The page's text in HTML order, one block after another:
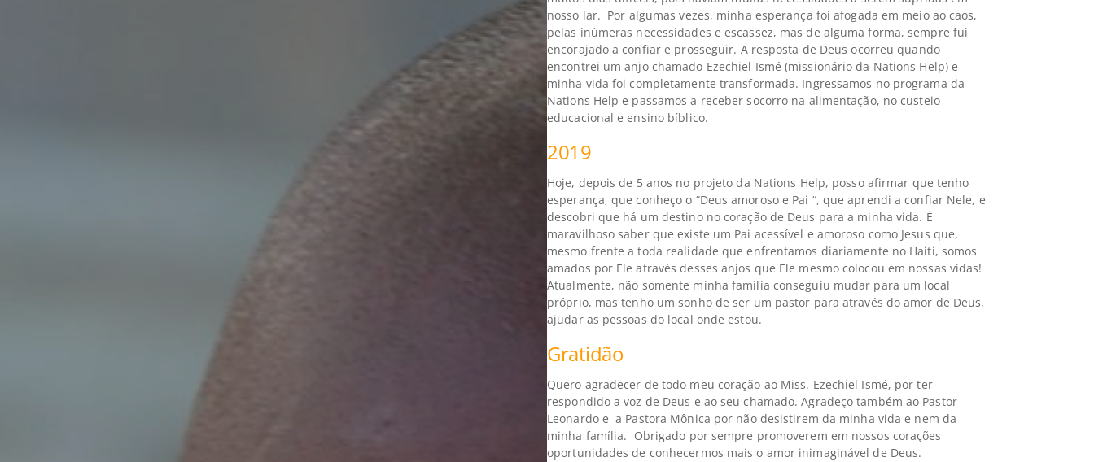
nosso lar. Por algumas vezes, minha esperança foi afogada em meio ao caos,
pelas inúmeras necessidades e escassez, mas de alguma forma, sempre fui
encorajado a confiar e prosseguir. A resposta de Deus ocorreu quando
encontrei um anjo chamado Ezechiel Ismé (missionário da Nations Help) e
minha vida foi completamente transformada. Ingressamos no programa da
Nations Help e passamos a receber socorro na alimentação, no custeio
educacional e ensino bíblico.
2019
Hoje, depois de 5 anos no projeto da Nations Help, posso afirmar que tenho
esperança, que conheço o “Deus amoroso e Pai “, que aprendi a confiar Nele, e
descobri que há um destino no coração de Deus para a minha vida. É
maravilhoso saber que existe um Pai acessível e amoroso como Jesus que,
mesmo frente a toda realidade que enfrentamos diariamente no Haiti, somos
amados por Ele através desses anjos que Ele mesmo colocou em nossas vidas!
Atualmente, não somente minha família conseguiu mudar para um local
próprio, mas tenho um sonho de ser um pastor para através do amor de Deus,
ajudar as pessoas do local onde estou.
Gratidão
Quero agradecer de todo meu coração ao Miss. Ezechiel Ismé, por ter
respondido a voz de Deus e ao seu chamado. Agradeço também ao Pastor
Leonardo e a Pastora Mônica por não desistirem da minha vida e nem da
minha família. Obrigado por sempre promoverem em nossos corações
oportunidades de conhecermos mais o amor inimaginável de Deus.